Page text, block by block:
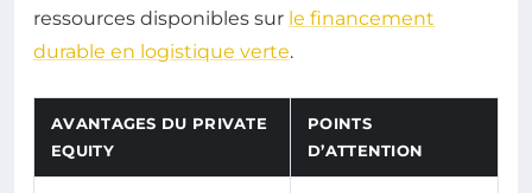
ressources disponibles sur le financement
durable en logistique verte.
AVANTAGES DU PRIVATE
EQUITY
POINTS
D’ATTENTION